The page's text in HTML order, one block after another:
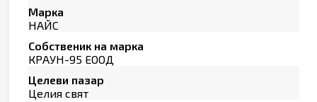
Марка
НАЙС
Собственик на марка
КРАУН-95 ЕООД
Целеви пазар
Целия свят